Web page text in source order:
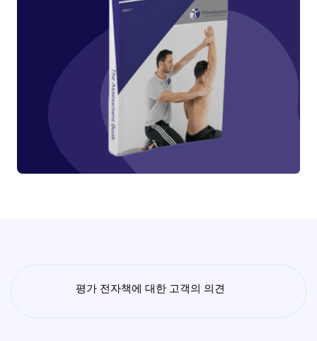
평가 전자책에 대한 고객의 의견